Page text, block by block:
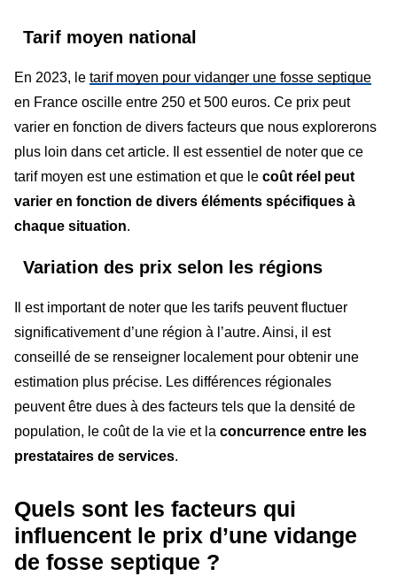
Tarif moyen national
En 2023, le tarif moyen pour vidanger une fosse septique
en France oscille entre 250 et 500 euros. Ce prix peut
varier en fonction de divers facteurs que nous explorerons
plus loin dans cet article. Il est essentiel de noter que ce
tarif moyen est une estimation et que le coût réel peut
varier en fonction de divers éléments spécifiques à
chaque situation.
Variation des prix selon les régions
Il est important de noter que les tarifs peuvent fluctuer
significativement d’une région à l’autre. Ainsi, il est
conseillé de se renseigner localement pour obtenir une
estimation plus précise. Les différences régionales
peuvent être dues à des facteurs tels que la densité de
population, le coût de la vie et la concurrence entre les
prestataires de services.
Quels sont les facteurs qui
influencent le prix d’une vidange
de fosse septique ?